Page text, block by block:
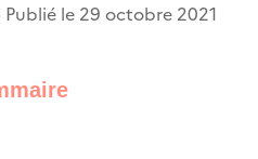
Publié le 29 octobre 2021